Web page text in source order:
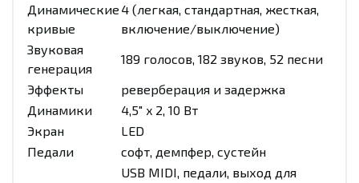
Динамические
кривые
4 (легкая, стандартная, жесткая,
включение/выключение)
Звуковая
генерация
189 голосов, 182 звуков, 52 песни
Эффекты
реверберация и задержка
Динамики
4,5" x 2, 10 Вт
Экран
LED
Педали
софт, демпфер, сустейн
USB MIDI, педали, выход для